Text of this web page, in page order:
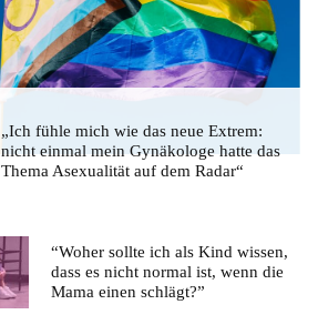
„Ich fühle mich wie das neue Extrem:
nicht einmal mein Gynäkologe hatte das
Thema Asexualität auf dem Radar“
“Woher sollte ich als Kind wissen,
dass es nicht normal ist, wenn die
Mama einen schlägt?”